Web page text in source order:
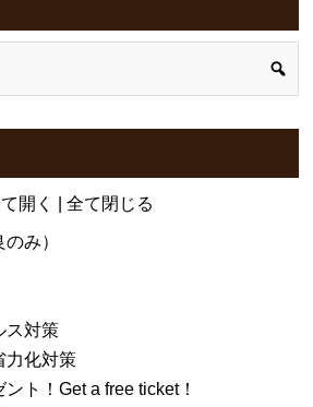
開く 全て閉じる
み）
ス対策
力化対策
ト！Get a free ticket！